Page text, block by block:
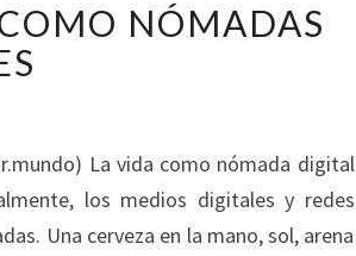
NÓMADAS
La vida como nómada digital
los medios digitales y redes
Una cerveza en la mano, sol, arena